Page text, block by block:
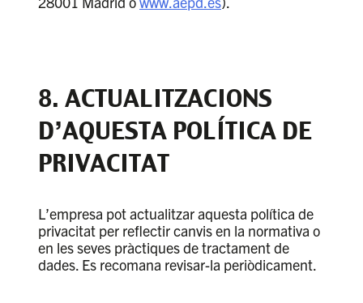
8. ACTUALITZACIONS
D’AQUESTA POLÍTICA DE
PRIVACITAT
L’empresa pot actualitzar aquesta política de
privacitat per reflectir canvis en la normativa o
en les seves pràctiques de tractament de
dades. Es recomana revisar-la periòdicament.